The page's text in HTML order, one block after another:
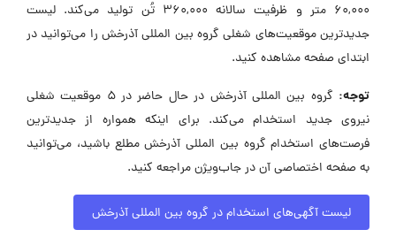
60,000 متر و ظرفیت سالانه 360,000 تُن تولید می‌کند. لیست
جدیدترین موقعیت‌های شغلی گروه بین المللی آذرخش را می‌توانید در
ابتدای صفحه مشاهده کنید.
توجه:
گروه بین المللی آذرخش در حال حاضر در ۵ موقعیت شغلی
نیروی جدید استخدام می‌کند. برای اینکه همواره از جدیدترین
فرصت‌های استخدام گروه بین المللی آذرخش مطلع باشید، می‌توانید
به صفحه اختصاصی آن در جاب‌ویژن مراجعه کنید.
لیست آگهی‌های استخدام در گروه بین المللی آذرخش